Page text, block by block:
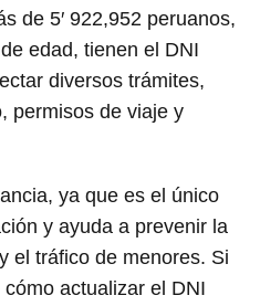
de 5′ 922,952 peruanos,
edad, tienen el DNI
diversos trámites,
permisos de viaje y
ya que es el único
y ayuda a prevenir la
el tráfico de menores. Si
actualizar el DNI